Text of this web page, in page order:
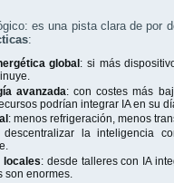
es una pista clara de por
:
global : si más
avanzada: con costes más
podrían integrar IA en su
: menos refrigeración, menos
la inteligencia
locales: desde talleres con IA
enormes.